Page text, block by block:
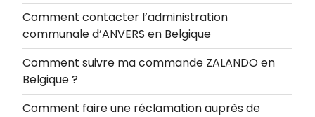
Comment contacter l’administration
communale d’ANVERS en Belgique
Comment suivre ma commande ZALANDO en
Belgique ?
Comment faire une réclamation auprès de